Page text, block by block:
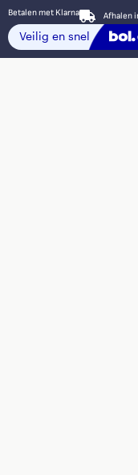
Betalen met Klarna Afhalen